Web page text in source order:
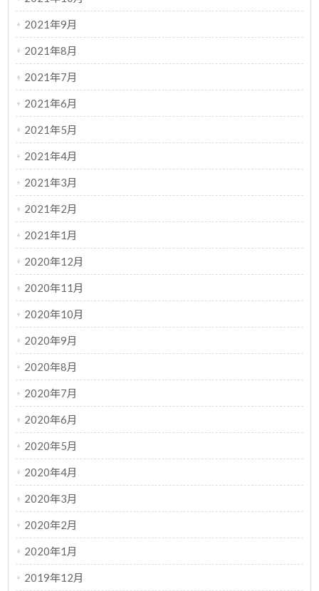
2021年9月
2021年8月
2021年7月
2021年6月
2021年5月
2021年4月
2021年3月
2021年2月
2021年1月
2020年12月
2020年11月
2020年10月
2020年9月
2020年8月
2020年7月
2020年6月
2020年5月
2020年4月
2020年3月
2020年2月
2020年1月
2019年12月